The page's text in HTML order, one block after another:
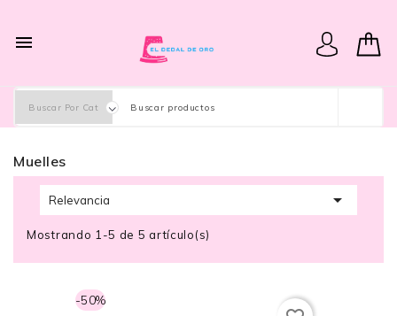

Muelles
Relevancia 
Mostrando 1-5 de 5 artículo(s)
-50%